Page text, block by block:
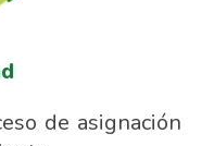
de asignación